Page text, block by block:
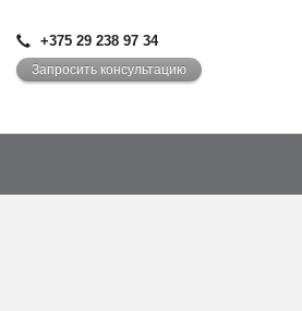
+375 29 238 97 34
Запросить консультацию